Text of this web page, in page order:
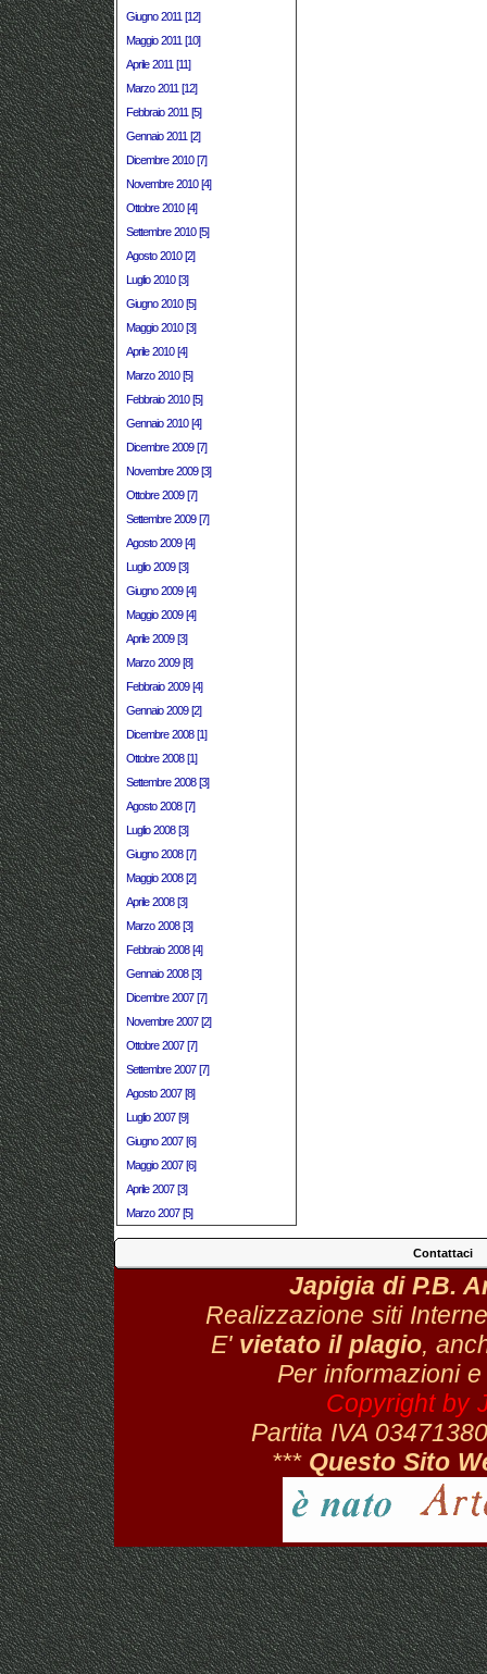
Giugno 2011 [12]
Maggio 2011 [10]
Aprile 2011 [11]
Marzo 2011 [12]
Febbraio 2011 [5]
Gennaio 2011 [2]
Dicembre 2010 [7]
Novembre 2010 [4]
Ottobre 2010 [4]
Settembre 2010 [5]
Agosto 2010 [2]
Luglio 2010 [3]
Giugno 2010 [5]
Maggio 2010 [3]
Aprile 2010 [4]
Marzo 2010 [5]
Febbraio 2010 [5]
Gennaio 2010 [4]
Dicembre 2009 [7]
Novembre 2009 [3]
Ottobre 2009 [7]
Settembre 2009 [7]
Agosto 2009 [4]
Luglio 2009 [3]
Giugno 2009 [4]
Maggio 2009 [4]
Aprile 2009 [3]
Marzo 2009 [8]
Febbraio 2009 [4]
Gennaio 2009 [2]
Dicembre 2008 [1]
Ottobre 2008 [1]
Settembre 2008 [3]
Agosto 2008 [7]
Luglio 2008 [3]
Giugno 2008 [7]
Maggio 2008 [2]
Aprile 2008 [3]
Marzo 2008 [3]
Febbraio 2008 [4]
Gennaio 2008 [3]
Dicembre 2007 [7]
Novembre 2007 [2]
Ottobre 2007 [7]
Settembre 2007 [7]
Agosto 2007 [8]
Luglio 2007 [9]
Giugno 2007 [6]
Maggio 2007 [6]
Aprile 2007 [3]
Marzo 2007 [5]
Contattaci
Japigia di P.B.
Realizzazione siti
E' vietato il plagio,
Per informazioni
Copyright by
Partita IVA
*** Questo Sito